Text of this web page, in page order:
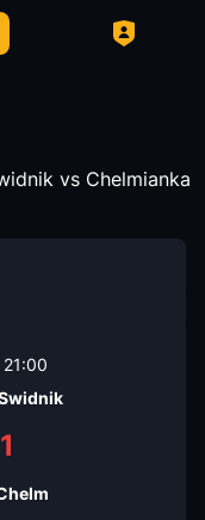
vs Chelmianka
21:00
1